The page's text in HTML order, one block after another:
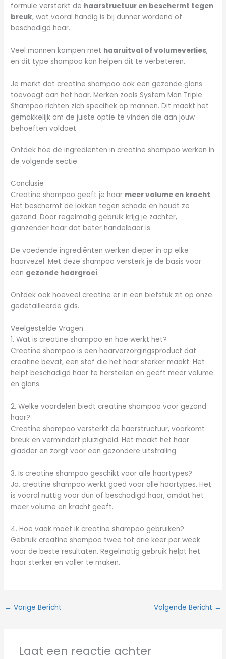
formule versterkt de haarstructuur en beschermt tegen
breuk, wat vooral handig is bij dunner wordend of
beschadigd haar.
Veel mannen kampen met haaruitval of volumeverlies,
en dit type shampoo kan helpen dit te verbeteren.
Je merkt dat creatine shampoo ook een gezonde glans
toevoegt aan het haar. Merken zoals System Man Triple
Shampoo richten zich specifiek op mannen. Dit maakt het
gemakkelijk om de juiste optie te vinden die aan jouw
behoeften voldoet.
Ontdek hoe de ingrediënten in creatine shampoo werken in
de volgende sectie.
Conclusie
Creatine shampoo geeft je haar meer volume en kracht.
Het beschermt de lokken tegen schade en houdt ze
gezond. Door regelmatig gebruik krijg je zachter,
glanzender haar dat beter handelbaar is.
De voedende ingrediënten werken dieper in op elke
haarvezel. Met deze shampoo versterk je de basis voor
een gezonde haargroei.
Ontdek ook hoeveel creatine er in een biefstuk zit op onze
gedetailleerde gids.
Veelgestelde Vragen
1. Wat is creatine shampoo en hoe werkt het?
Creatine shampoo is een haarverzorgingsproduct dat
creatine bevat, een stof die het haar sterker maakt. Het
helpt beschadigd haar te herstellen en geeft meer volume
en glans.
2. Welke voordelen biedt creatine shampoo voor gezond
haar?
Creatine shampoo versterkt de haarstructuur, voorkomt
breuk en vermindert pluizigheid. Het maakt het haar
gladder en zorgt voor een gezondere uitstraling.
3. Is creatine shampoo geschikt voor alle haartypes?
Ja, creatine shampoo werkt goed voor alle haartypes. Het
is vooral nuttig voor dun of beschadigd haar, omdat het
meer volume en kracht geeft.
4. Hoe vaak moet ik creatine shampoo gebruiken?
Gebruik creatine shampoo twee tot drie keer per week
voor de beste resultaten. Regelmatig gebruik helpt het
haar sterker en voller te maken.
← Vorige Bericht Volgende Bericht →
Laat een reactie achter